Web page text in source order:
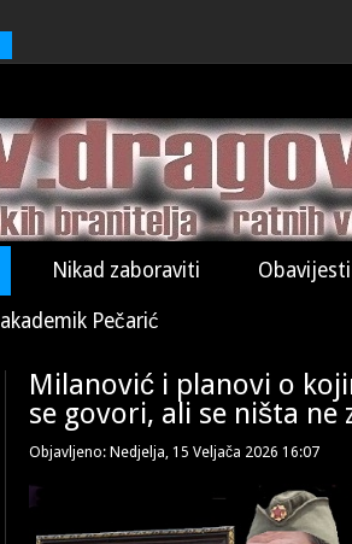
Nikad zaboraviti Obavijesti
akademik Pečarić
Milanović i planovi o
se govori, ali se ništa ne
Objavljeno: Nedjelja, 15 Veljača 2026 16:07